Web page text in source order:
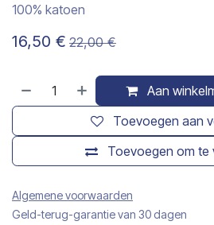
100% katoen
16,50 € 22,00€
Aan
Toevoegen om te
Toevoegen aan
Algemene voorwaarden
Geld-terug-garantie van 30 dagen